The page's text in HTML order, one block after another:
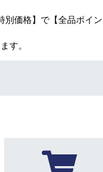
価格】で【全品ポイン
す。